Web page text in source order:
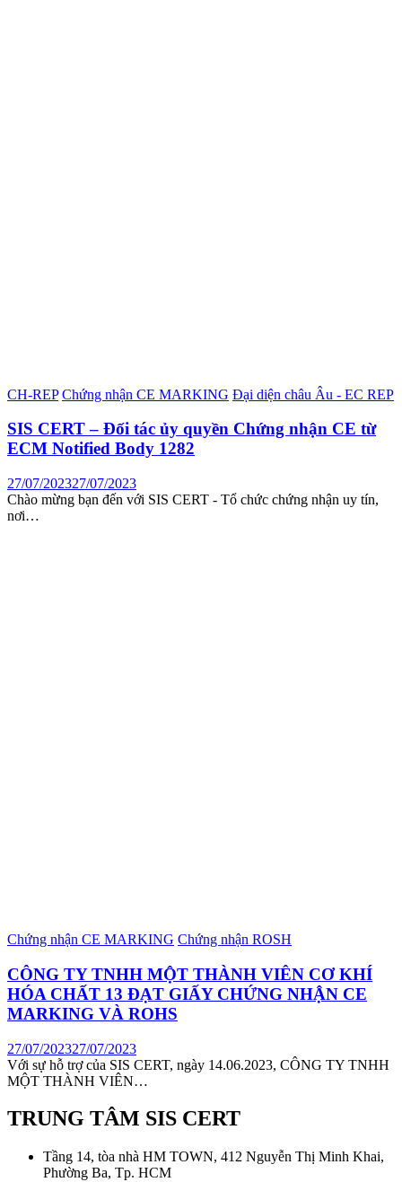
CH-REP Chứng nhận CE MARKING Đại diện châu Âu - EC REP
SIS CERT – Đối tác ủy quyền Chứng nhận CE từ
ECM Notified Body 1282
27/07/202327/07/2023
Chào mừng bạn đến với SIS CERT - Tổ chức chứng nhận uy tín,
nơi…
Chứng nhận CE MARKING Chứng nhận ROSH
CÔNG TY TNHH MỘT THÀNH VIÊN CƠ KHÍ
HÓA CHẤT 13 ĐẠT GIẤY CHỨNG NHẬN CE
MARKING VÀ ROHS
27/07/202327/07/2023
Với sự hỗ trợ của SIS CERT, ngày 14.06.2023, CÔNG TY TNHH
MỘT THÀNH VIÊN…
TRUNG TÂM SIS CERT
Tầng 14, tòa nhà HM TOWN, 412 Nguyễn Thị Minh Khai,
Phường Ba, Tp. HCM